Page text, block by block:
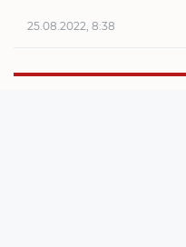
25.08.2022, 8:38